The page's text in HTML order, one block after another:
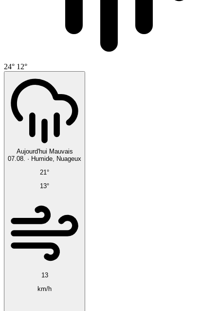
24° 12°
Aujourd'hui Mauvais
07.08. ·
Humide, Nuageux
21°
13°
13
km/h